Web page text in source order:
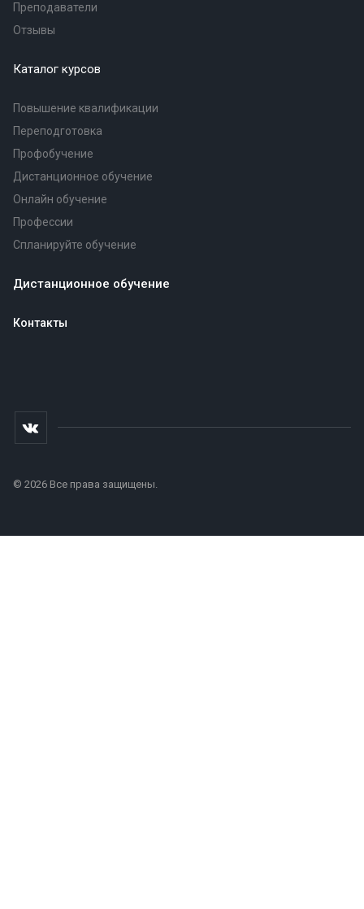
Преподаватели
Отзывы
Каталог курсов
Повышение квалификации
Переподготовка
Профобучение
Дистанционное обучение
Онлайн обучение
Профессии
Спланируйте обучение
Дистанционное обучение
Контакты
© 2026 Все права защищены.